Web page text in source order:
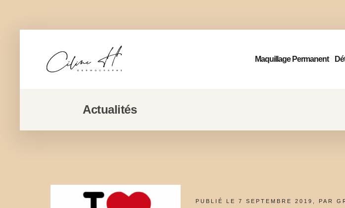
Maquillage Permanent
Actualités
PUBLIÉ LE 7 SEPTEMBRE 2019, PAR